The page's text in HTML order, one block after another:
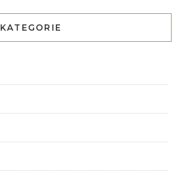
KATEGORIE